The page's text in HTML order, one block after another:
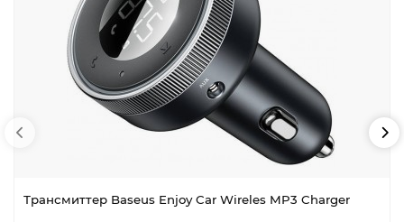
Трансмиттер Baseus Enjoy Car Wireles MP3 Charger